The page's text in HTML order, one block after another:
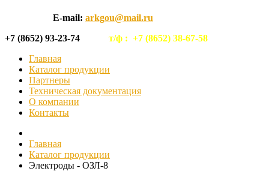
E-mail: arkgou@mail.ru
+7 (8652) 93-23-74 т/ф : +7 (8652) 38-67-58
Главная
Каталог продукции
Партнеры
Техническая документация
О компании
Контакты
Главная
Каталог продукции
Электроды - ОЗЛ-8